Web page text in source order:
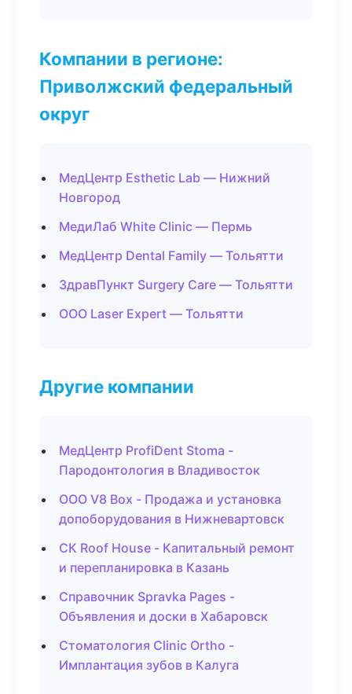
Компании в регионе:
Приволжский федеральный
округ
МедЦентр Esthetic Lab — Нижний
Новгород
МедиЛаб White Clinic — Пермь
МедЦентр Dental Family — Тольятти
ЗдравПункт Surgery Care — Тольятти
ООО Laser Expert — Тольятти
Другие компании
МедЦентр ProfiDent Stoma -
Пародонтология в Владивосток
ООО V8 Box - Продажа и установка
допоборудования в Нижневартовск
СК Roof House - Капитальный ремонт
и перепланировка в Казань
Справочник Spravka Pages -
Объявления и доски в Хабаровск
Стоматология Clinic Ortho -
Имплантация зубов в Калуга